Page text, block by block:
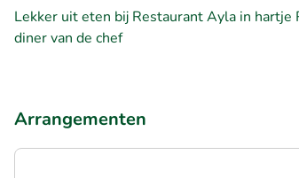
Lekker uit eten bij Restaurant Ayla in
diner van de chef
Arrangementen